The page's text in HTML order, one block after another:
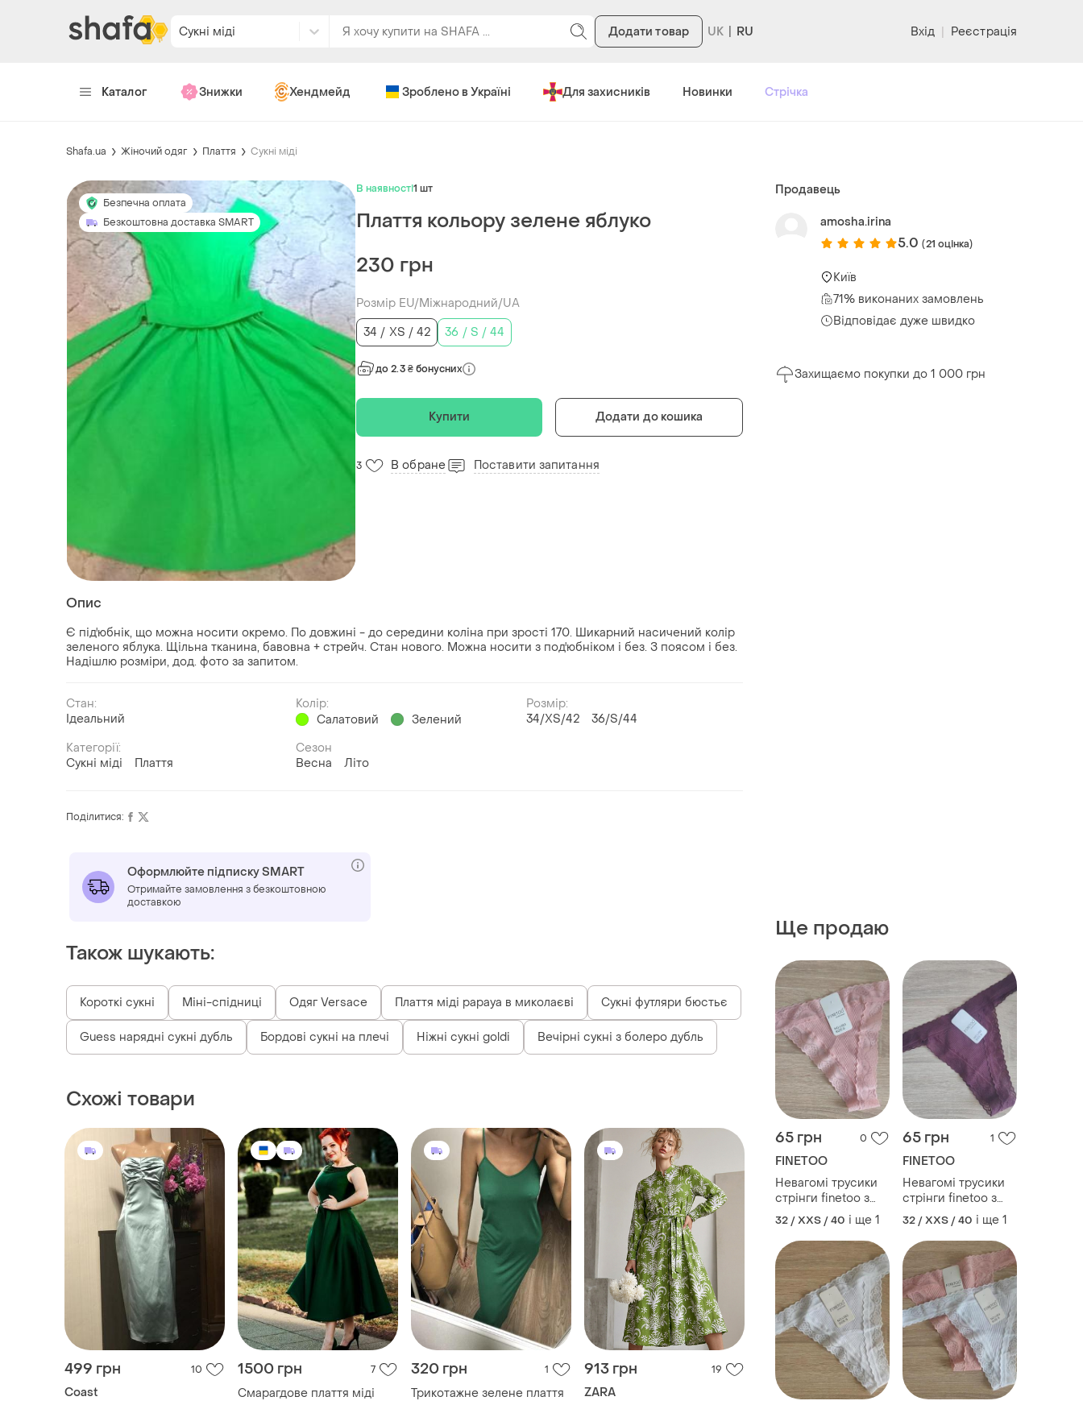
Сукні міді Додати товар RU Вхід | Реєстрація
Каталог Знижки Хендмейд Зроблено в Україні Для захисників Новинки Стрічка
Shafa.ua Жіночий одяг Плаття Сукні міді
Безпечна оплата
Безкоштовна доставка SMART
В наявності1 шт
Плаття кольору зелене яблуко
230 грн
Розмір EU/Міжнародний/UA
34 / XS / 42
36 / S / 44
до 2.3 ₴ бонусних
Купити Додати до кошика
3 В обране Поставити запитання
Опис
Є під'юбнік, що можна носити окремо. По довжині - до середини коліна при зрості 170. Шикарний насичений колір
зеленого яблука. Щільна тканина, бавовна + стрейч. Стан нового. Можна носити з под'юбніком і без. З поясом і без.
Надішлю розміри, дод. фото за запитом.
Стан:
Ідеальний
Колір:
Салатовий
Зелений
Розмір:
34/XS/42
36/S/44
Категорії:
Сукні міді
Плаття
Сезон
Весна
Літо
Продавець
amosha.irina
5.0 (21 оцінка)
Київ
71% виконаних замовлень
Відповідає дуже швидко
Захищаємо покупки до 1 000 грн
Ще продаю
65 грн 0
FINETOO
Невагомі трусики
стрінги finetoo з
мереживом, розмір
xxs-xs, рожеві
32 / XXS / 40 і ще 1
65 грн 1
FINETOO
Невагомі трусики
стрінги finetoo з
мереживом,
марсала, бордовий,
колір, розмір xxs-xs
32 / XXS / 40 і ще 1
Поділитися:
Оформлюйте підписку SMART
Отримайте замовлення з безкоштовною
доставкою
Також шукають:
Короткі сукні Міні-спідниці Одяг Versace Плаття міді papaya в миколаєві Сукні футляри бюстьє
Guess нарядні сукні дубль Бордові сукні на плечі Ніжні сукні goldi Вечірні сукні з болеро дубль
Схожі товари
499 грн 10
Coast
1500 грн 7
Смарагдове плаття міді
320 грн 1
Трикотажне зелене плаття
913 грн 19
ZARA